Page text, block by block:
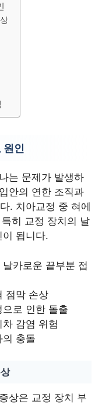
원인
는 문제가 발생하
안의 연한 조직과
. 치아교정 중 혀에
히 교정 장치의 날
됩니다.
카로운 끝부분 접
점막 손상
로 인한 돌출
감염 위험
의 충돌
상은 교정 장치 부